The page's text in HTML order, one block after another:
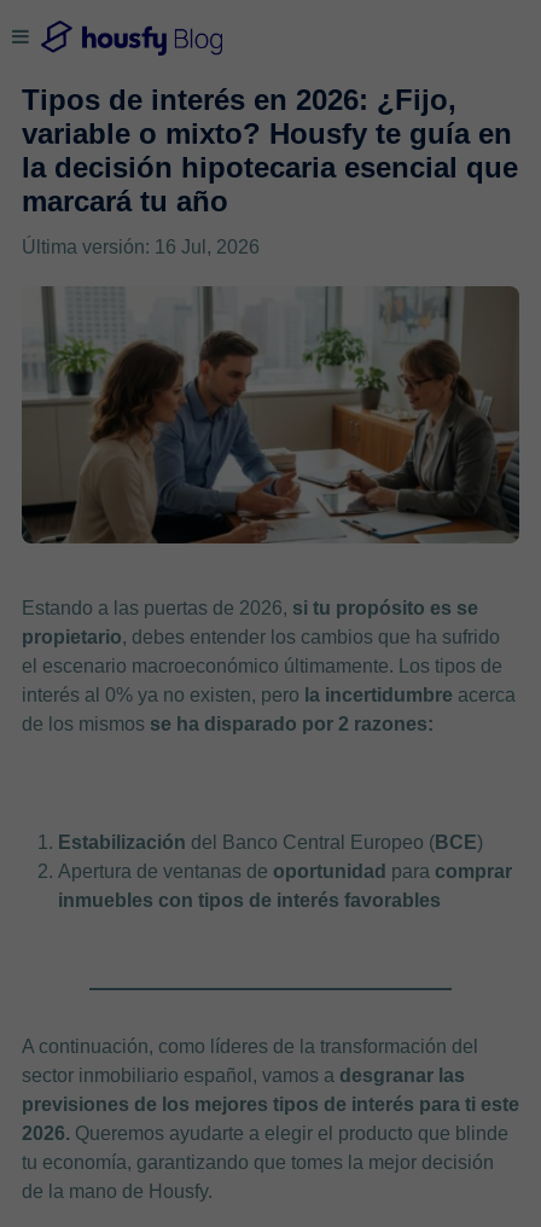
Tipos de interés en 2026: ¿Fijo,
variable o mixto? Housfy te guía en
la decisión hipotecaria esencial que
marcará tu año
Última versión: 16 Jul, 2026
Estando a las puertas de 2026, si tu propósito es se
propietario, debes entender los cambios que ha sufrido
el escenario macroeconómico últimamente. Los tipos de
interés al 0% ya no existen, pero la incertidumbre acerca
de los mismos se ha disparado por 2 razones:
Estabilización del Banco Central Europeo (BCE)
Apertura de ventanas de oportunidad para comprar
inmuebles con tipos de interés favorables
A continuación, como líderes de la transformación del
sector inmobiliario español, vamos a desgranar las
previsiones de los mejores tipos de interés para ti este
2026. Queremos ayudarte a elegir el producto que blinde
tu economía, garantizando que tomes la mejor decisión
de la mano de Housfy.